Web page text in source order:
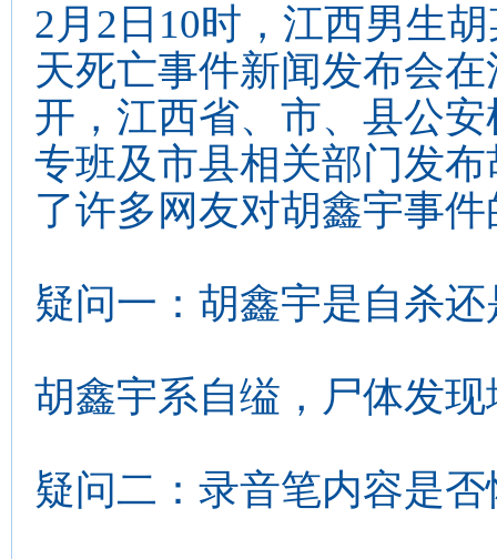
2月2日10时，江西男生
天死亡事件新闻发布会
开，江西省、市、县公
专班及市县相关部门发
了许多网友对胡鑫宇事
疑问一：胡鑫宇是自杀
胡鑫宇系自缢，尸体发
疑问二：录音笔内容是